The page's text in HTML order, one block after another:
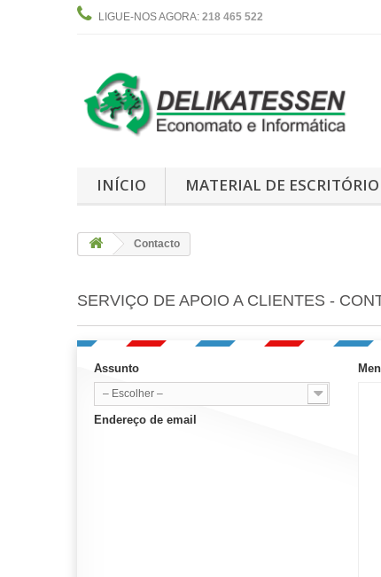
LIGUE-NOS AGORA: 218 465 522
INÍCIO MATERIAL DE ESCRITÓRIO
Contacto
SERVIÇO DE APOIO A CLIENTES -
Assunto
– Escolher –
Endereço de email